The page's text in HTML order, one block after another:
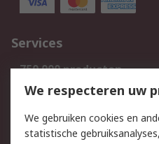
Services
750.000 producten
Bestellen
Track & Trace
We respecteren uw
We gebruiken cookies en
statistische